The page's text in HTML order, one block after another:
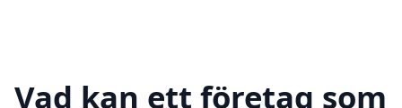
Vad kan ett företag som